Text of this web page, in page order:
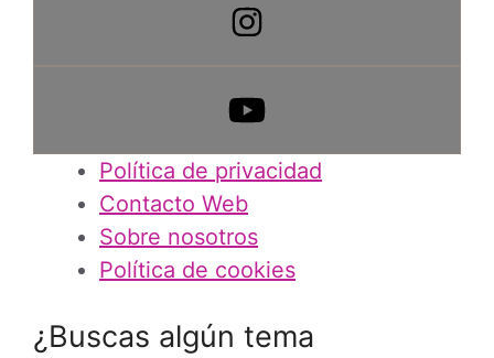
Política de privacidad
Contacto Web
Sobre nosotros
Política de cookies
¿Buscas algún tema